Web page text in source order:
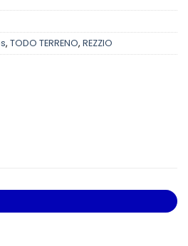
, TODO TERRENO, REZZIO